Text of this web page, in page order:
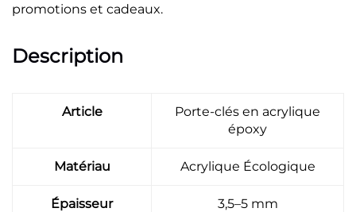
promotions et cadeaux.
Description
Article
Porte-clés en acrylique
époxy
Matériau Acrylique Écologique
Épaisseur 3,5–5 mm